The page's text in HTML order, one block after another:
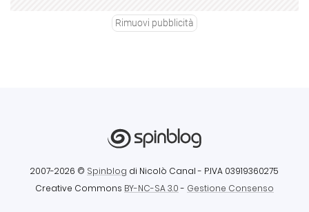
Rimuovi pubblicità
2007-2026 © Spinblog di Nicolò Canal - P.IVA 03919360275
Creative Commons BY-NC-SA 3.0- Gestione Consenso